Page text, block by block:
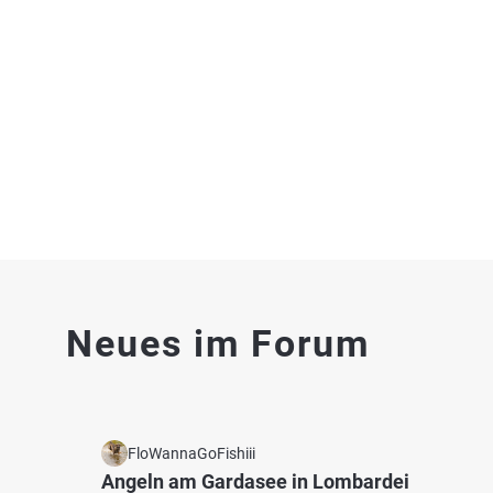
Baggersee bei 04931 Mühlberg (Elbe)
Neues im Forum
FloWannaGoFishiii
Angeln am Gardasee in Lombardei